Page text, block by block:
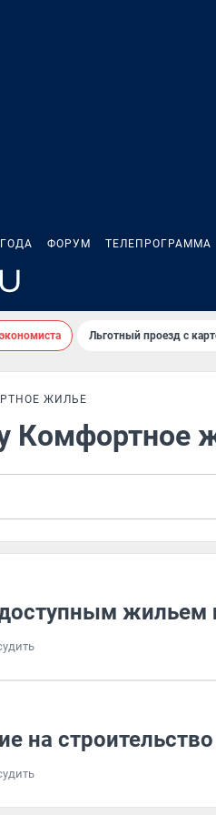
ФОРУМ ТЕЛЕПРОГРАММА
Льготный проезд с
ЖИЛЬЕ
Комфортное
на